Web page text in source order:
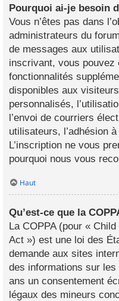
Pourquoi ai-je besoin
Vous n’êtes pas dans
administrateurs du
de messages aux
inscrivant, vous pouvez
fonctionnalités
disponibles aux
personnalisés,
l’envoi de courriers
utilisateurs, l’adhésion
L’inscription ne vous
pourquoi nous vous
Haut
Qu’est-ce que la
La COPPA (pour «
Act ») est une loi des
demande aux sites
des informations sur
ans un consentement
légaux des mineurs